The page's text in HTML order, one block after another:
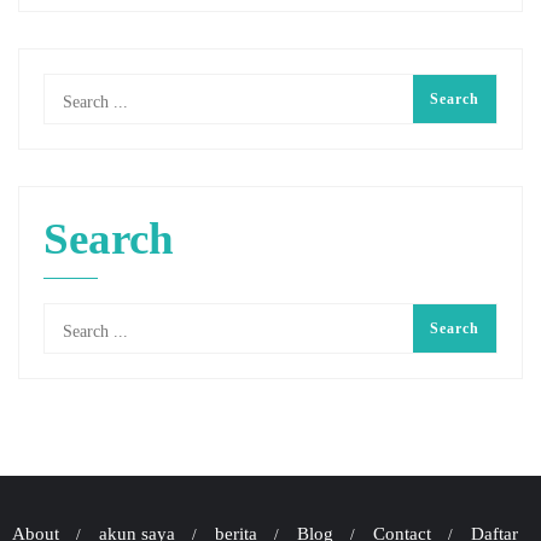
Search
About akun saya berita Blog Contact Daftar